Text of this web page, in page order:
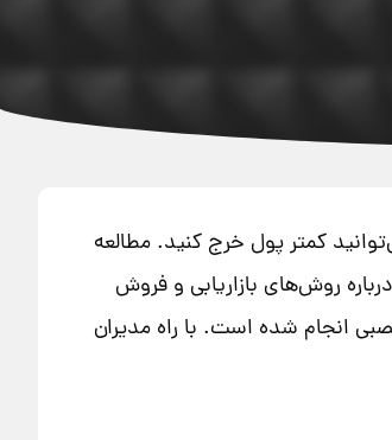
کمتر پول خرج کنید. مطالعه
روش‌های بازاریابی و فروش
انجام شده است. با راه مدیران